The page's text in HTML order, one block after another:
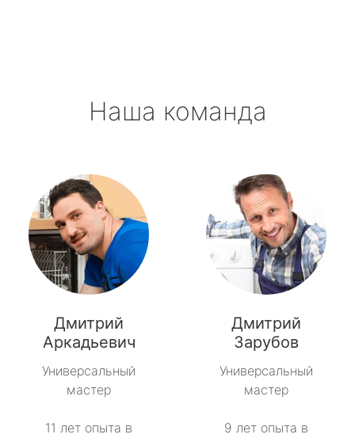
Наша команда
Дмитрий
Аркадьевич
Универсальный
мастер
11 лет опыта в
Дмитрий
Зарубов
Универсальный
мастер
9 лет опыта в